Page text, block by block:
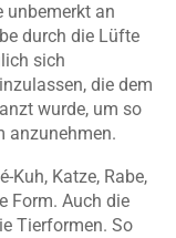
unbemerkt an
durch die Lüfte
sich
die dem
wurde, um so
anzunehmen.
Kuh, Katze, Rabe,
Form. Auch die
Tierformen. So